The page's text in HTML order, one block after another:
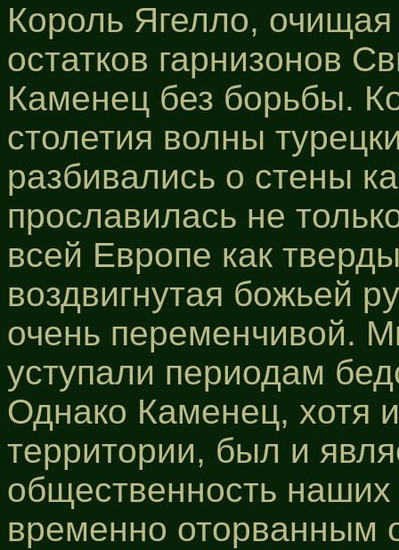
Король Ягелло, очищая
остатков гарнизонов
Каменец без борьбы.
столетия волны
разбивались о стены
прославилась не
всей Европе как
воздвигнутая божьей
очень переменчивой.
уступали периодам
Однако Каменец, хотя
территории, был и
общественность наших
временно оторванным